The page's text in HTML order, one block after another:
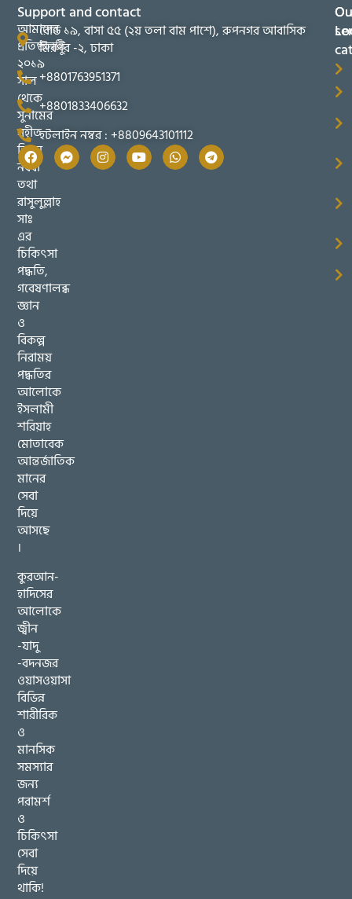
আমাদের
প্রতিষ্ঠানটি
২০১৯
সাল
থেকে
সুনামের
সহীত
তিব্বুন
নববী
তথা
রাসুলুল্লাহ
সাঃ
এর
চিকিৎসা
পদ্ধতি,
গবেষণালব্ধ
জ্ঞান
ও
বিকল্প
নিরাময়
পদ্ধতির
আলোকে
ইসলামী
শরিয়াহ
মোতাবেক
আন্তর্জাতিক
মানের
সেবা
দিয়ে
আসছে
।
কুরআন-
হাদিসের
আলোকে
জ্বীন
-যাদু
-বদনজর
ওয়াসওয়াসা
বিভিন্ন
শারীরিক
ও
মানসিক
সমস্যার
জন্য
পরামর্শ
ও
চিকিৎসা
সেবা
দিয়ে
থাকি!
Support and contact
রোড ১৯, বাসা ৫৫ (২য় তলা বাম পাশে), রুপনগর আবাসিক
মিরপুর -২, ঢাকা
+8801763951371
+8801833406632
হটলাইন নম্বর : +8809643101112